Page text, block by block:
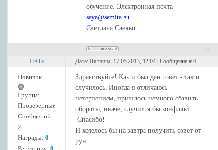
обучение. Электронная почта
saya@semita.su
Светлана Саенко
НАТа Дата: Пятница, 17.05.2013, 12:04 | Сообщение # 6
Новичок
Группа:
Проверенные
Сообщений:
2
Награды: 0
Репутация: 0
Здравствуйте! Как и был дан совет - так и
случилось. Иногда я отличаюсь
нетерпением, пришлось немного сбавить
обороты, иначе, случился бы конфликт.
Спасибо!
И хотелось бы на завтра получить совет от
рун.